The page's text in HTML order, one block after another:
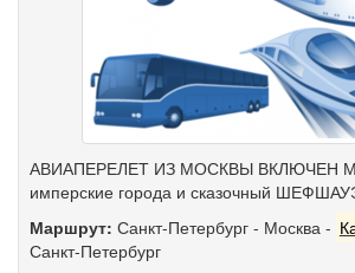
АВИАПЕРЕЛЕТ ИЗ МОСКВЫ ВКЛЮЧЕН
имперские города и сказочный
Маршрут: Санкт-Петербург - Москва -
Санкт-Петербург